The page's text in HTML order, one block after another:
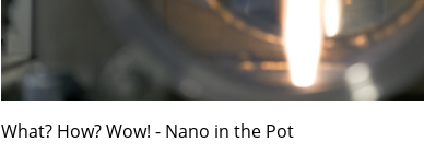
What? How? Wow! - Nano in the Pot